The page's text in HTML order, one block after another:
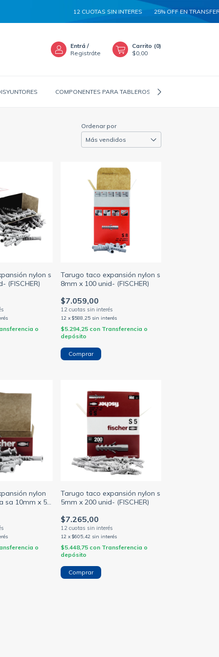
12 CUOTAS SIN INTERES 25% OFF EN TRANSFERENCIA
Entrá /
Registráte
Carrito (0)
$0,00
COMPONENTES PARA TABLEROS
Ordenar por
nylon s
(FISCHER)
o
Tarugo taco expansión nylon s
8mm x 100 unid- (FISCHER)
$7.059,00
12 x $588,25 sin interés
$5.294,25 con Transferencia o
depósito
nylon
sa 10mm x 50
o
Tarugo taco expansión nylon s
5mm x 200 unid- (FISCHER)
$7.265,00
12 x $605,42 sin interés
$5.448,75 con Transferencia o
depósito